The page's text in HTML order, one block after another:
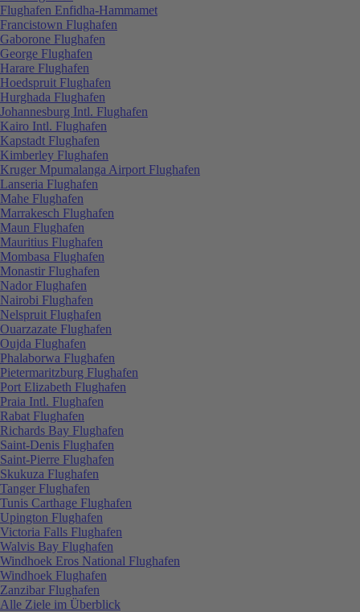
Flughafen Enfidha-Hammamet
Francistown Flughafen
Gaborone Flughafen
George Flughafen
Harare Flughafen
Hoedspruit Flughafen
Hurghada Flughafen
Johannesburg Intl. Flughafen
Kairo Intl. Flughafen
Kapstadt Flughafen
Kimberley Flughafen
Kruger Mpumalanga Airport Flughafen
Lanseria Flughafen
Mahe Flughafen
Marrakesch Flughafen
Maun Flughafen
Mauritius Flughafen
Mombasa Flughafen
Monastir Flughafen
Nador Flughafen
Nairobi Flughafen
Nelspruit Flughafen
Ouarzazate Flughafen
Oujda Flughafen
Phalaborwa Flughafen
Pietermaritzburg Flughafen
Port Elizabeth Flughafen
Praia Intl. Flughafen
Rabat Flughafen
Richards Bay Flughafen
Saint-Denis Flughafen
Saint-Pierre Flughafen
Skukuza Flughafen
Tanger Flughafen
Tunis Carthage Flughafen
Upington Flughafen
Victoria Falls Flughafen
Walvis Bay Flughafen
Windhoek Eros National Flughafen
Windhoek Flughafen
Zanzibar Flughafen
Alle Ziele im Überblick